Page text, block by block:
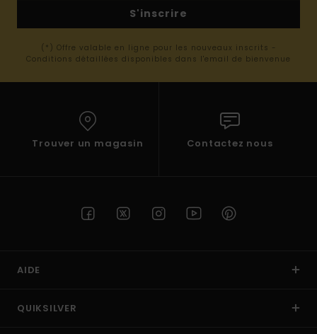
S'inscrire
(*) Offre valable en ligne pour les nouveaux inscrits -
Conditions détaillées disponibles dans l'email de bienvenue
Trouver un magasin Contactez nous
AIDE
QUIKSILVER